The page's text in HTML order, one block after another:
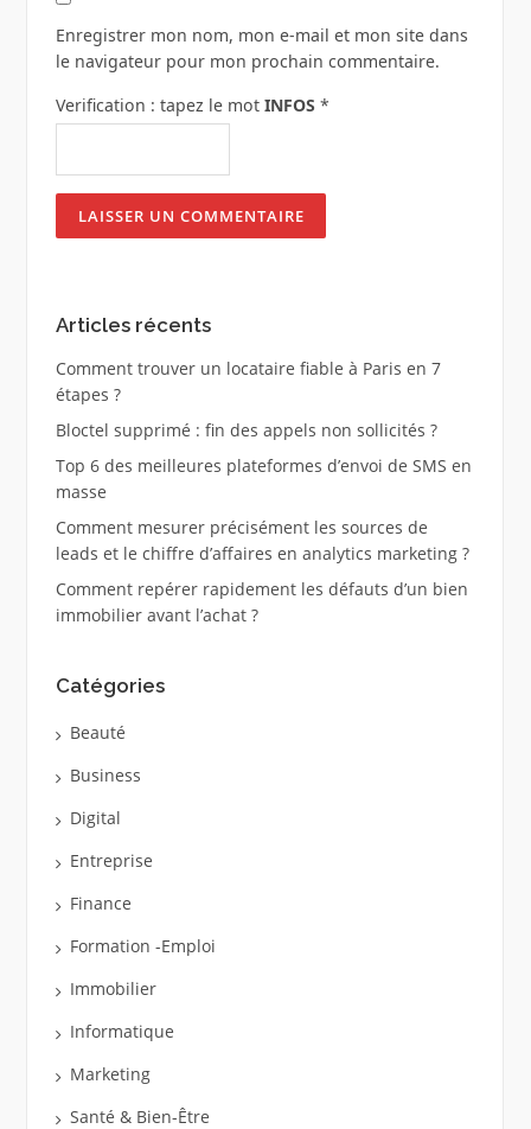
Enregistrer mon nom, mon e-mail et mon site dans
le navigateur pour mon prochain commentaire.
Verification : tapez le mot INFOS *
Articles récents
Comment trouver un locataire fiable à Paris en 7
étapes ?
Bloctel supprimé : fin des appels non sollicités ?
Top 6 des meilleures plateformes d’envoi de SMS en
masse
Comment mesurer précisément les sources de
leads et le chiffre d’affaires en analytics marketing ?
Comment repérer rapidement les défauts d’un bien
immobilier avant l’achat ?
Catégories
Beauté
Business
Digital
Entreprise
Finance
Formation -Emploi
Immobilier
Informatique
Marketing
Santé & Bien-Être